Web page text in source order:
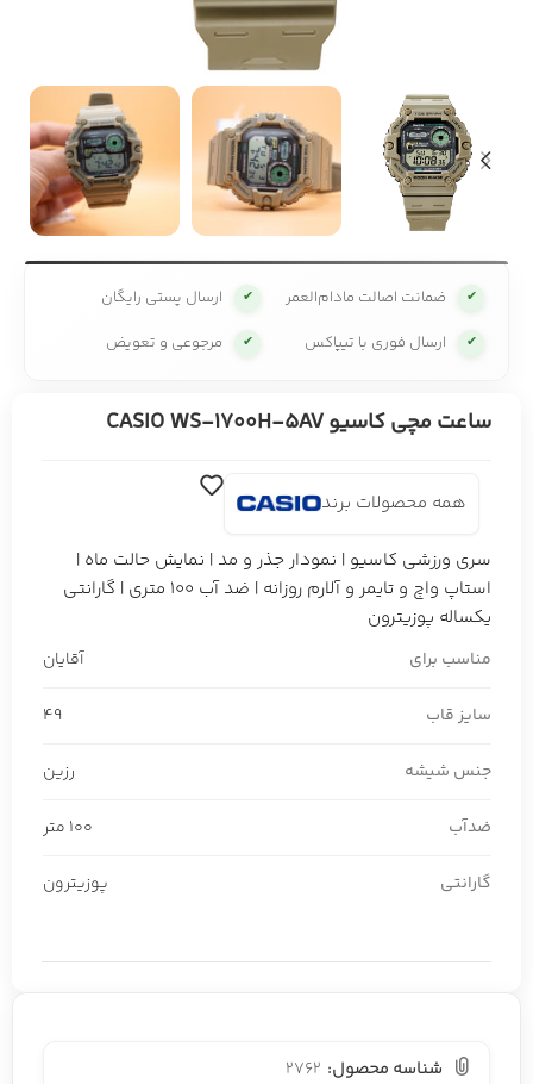
✔ ضمانت اصالت مادام‌العمر ✔ ارسال پستی رایگان
✔ ارسال فوری با تیپاکس ✔ مرجوعی و تعویض
ساعت مچی کاسیو CASIO WS-1700H-5AV
همه محصولات برند
سری ورزشی کاسیو | نمودار جذر و مد | نمایش حالت ماه |
استاپ واچ و تایمر و آلارم روزانه | ضد آب 100 متری | گارانتی
یکساله پوزیترون
مناسب برای آقایان
سایز قاب 49
جنس شیشه رزین
ضدآب 100 متر
گارانتی پوزیترون
شناسه محصول: 2762